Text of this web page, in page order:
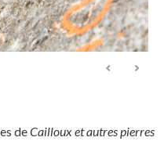
deCailloux et autres pierres